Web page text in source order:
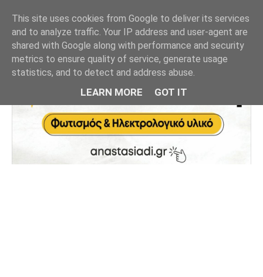
This site uses cookies from Google to deliver its services
and to analyze traffic. Your IP address and user-agent are
shared with Google along with performance and security
metrics to ensure quality of service, generate usage
statistics, and to detect and address abuse.
LEARN MORE GOT IT